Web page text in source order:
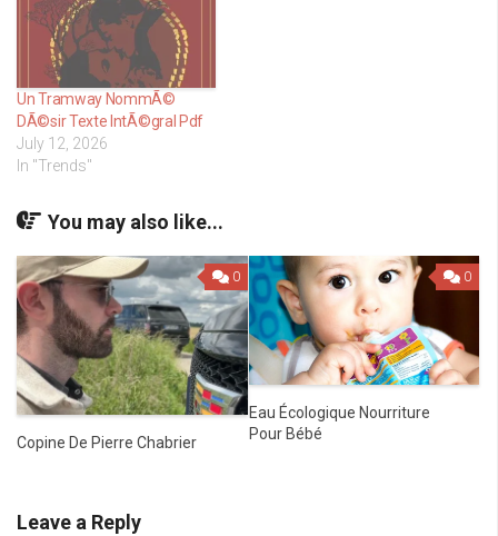
Un Tramway NommÃ©
DÃ©sir Texte IntÃ©gral Pdf
July 12, 2026
In "Trends"
You may also like...
0
Copine De Pierre Chabrier
0
Eau Écologique Nourriture
Pour Bébé
Leave a Reply